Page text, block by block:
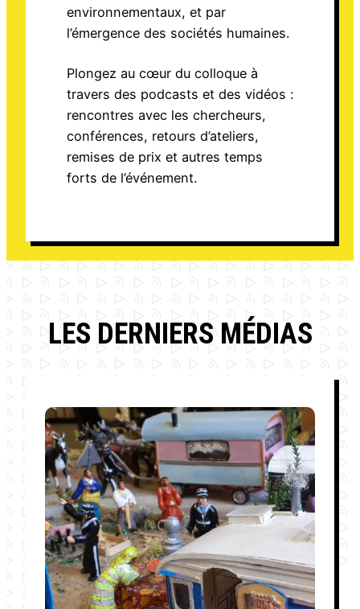
environnementaux, et par
l’émergence des sociétés humaines.
Plongez au cœur du colloque à
travers des podcasts et des vidéos :
rencontres avec les chercheurs,
conférences, retours d’ateliers,
remises de prix et autres temps
forts de l’événement.
LES DERNIERS MÉDIAS